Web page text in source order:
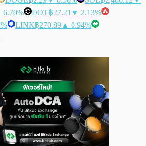
6.70% DOT฿27.21 ▼ 2.13%
LINK฿270.89 ▲ 0.94%